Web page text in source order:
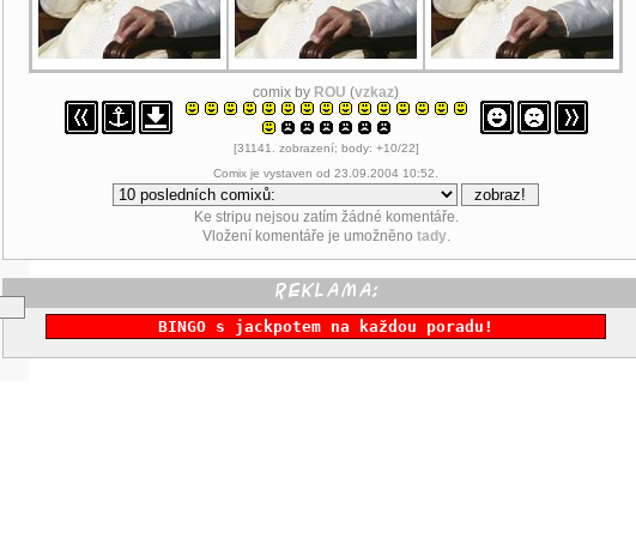
comix by ROU (vzkaz)
[31141. zobrazení; body: +10/22]
Comix je vystaven od 23.09.2004 10:52.
Ke stripu nejsou zatím žádné komentáře.
Vložení komentáře je umožněno tady.
BINGO s jackpotem na každou poradu!